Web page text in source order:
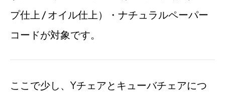
プ仕上 / オイル仕上）・ナチュラルペーパー
コードが対象です。
ここで少し、Yチェアとキューバチェアにつ